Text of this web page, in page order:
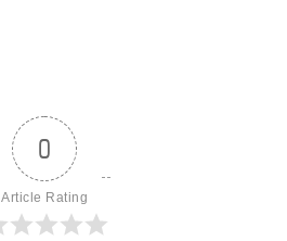
0
Article Rating